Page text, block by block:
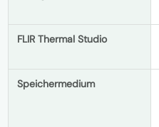
FLIR Thermal Studio
Speichermedium